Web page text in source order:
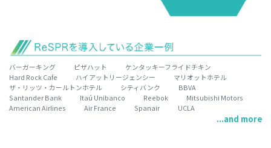
バーガーキング ピザハット
ケンタッキーフライドチキン
Hard Rock Cafe
ハイアットリージェンシー
マリオットホテル
ザ・リッツ・カールトンホテル
シティバンク
BBVA
Santander Bank
Itaú Unibanco Reebok
Mitsubishi Motors
American Airlines
Air France Spanair UCLA
...and more